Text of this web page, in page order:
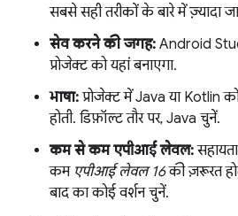
सबसे सही तरीकों के बारे में ज़्यादा
सेव करने की जगह: Android
प्रोजेक्ट को यहां बनाएगा.
भाषा: प्रोजेक्ट में Java या Kotlin
होती. डिफ़ॉल्ट तौर पर, Java चुनें.
कम से कम एपीआई लेवल:
कम एपीआई लेवल 16की ज़रूरत
बाद का कोई वर्शन चुनें.